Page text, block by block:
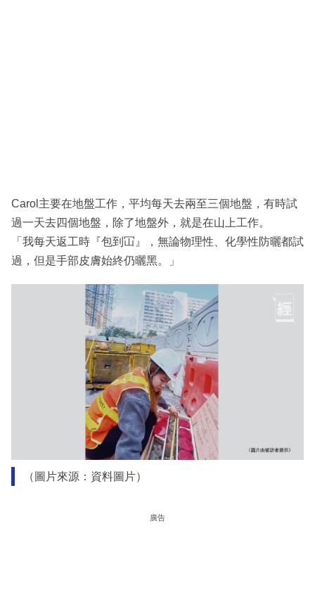
Carol主要在地盤工作，平均每天去兩至三個地盤，有時試
過一天去四個地盤，除了地盤外，就是在山上工作。
「我每天返工時『包到冚』，無論物理性、化學性防曬都試
過，但是手部皮膚始終仍曬黑。」
（圖片來源：資料圖片）
廣告